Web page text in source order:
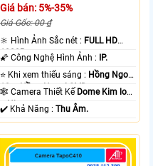
Giá bán: 5%-35%
Giá Gốc: 00 ₫
🔆 Hình Ảnh Sắc nét : FULL HD
1080P .
🌠 Công Nghệ Hình Ảnh : IP.
⭐ Khi xem thiếu sáng : Hồng Ngoại
10m Hồng Ngoại SMD.
🕸️ Camera Thiết Kế Dome Kim loại
+ Nhựa.
️✔️ Khả Năng :Thu Âm.